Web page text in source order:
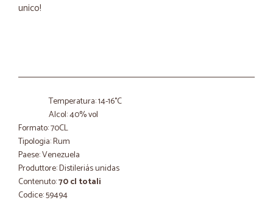
unico!
Temperatura: 14-16°C
Alcol: 40% vol
Formato: 70CL
Tipologia: Rum
Paese: Venezuela
Produttore: Distileriás unidas
Contenuto:70 cl totali
Codice: 59494